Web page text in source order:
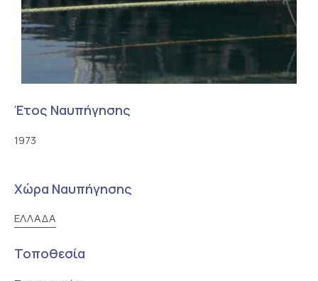
Έτος Ναυπήγησης
1973
Χώρα Ναυπήγησης
ΕΛΛΑΔΑ
Τοποθεσία